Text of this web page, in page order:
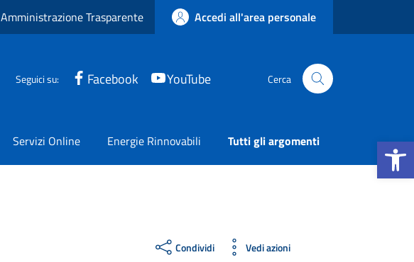
Apri la
Amministrazione Trasparente Accedi all'area personale
Seguici su: Facebook YouTube Cerca
Servizi Online Energie Rinnovabili Tutti gli argomenti
Condividi Vedi azioni